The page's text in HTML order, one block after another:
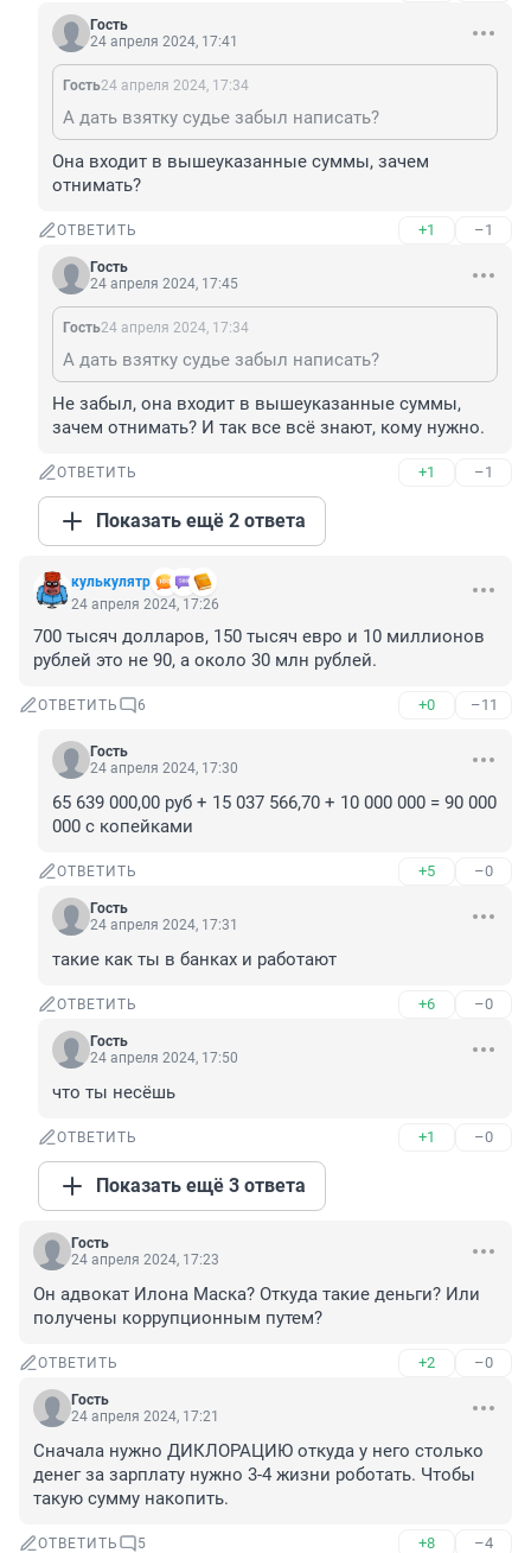
Гость
24 апреля 2024, 17:41
Гость24 апреля 2024, 17:34
А дать взятку судье забыл написать?
Она входит в вышеуказанные суммы, зачем
отнимать?
ОТВЕТИТЬ +1 –1
Гость
24 апреля 2024, 17:45
Гость24 апреля 2024, 17:34
А дать взятку судье забыл написать?
Не забыл, она входит в вышеуказанные суммы,
зачем отнимать? И так все всё знают, кому нужно.
ОТВЕТИТЬ +1 –1
Показать ещё 2 ответа
кулькулятр
24 апреля 2024, 17:26
700 тысяч долларов, 150 тысяч евро и 10 миллионов
рублей это не 90, а около 30 млн рублей.
ОТВЕТИТЬ 6 +0 –11
Гость
24 апреля 2024, 17:30
65 639 000,00 руб + 15 037 566,70 + 10 000 000 = 90 000
000 с копейками
ОТВЕТИТЬ +5 –0
Гость
24 апреля 2024, 17:31
такие как ты в банках и работают
ОТВЕТИТЬ +6 –0
Гость
24 апреля 2024, 17:50
что ты несёшь
ОТВЕТИТЬ +1 –0
Показать ещё 3 ответа
Гость
24 апреля 2024, 17:23
Он адвокат Илона Маска? Откуда такие деньги? Или
получены коррупционным путем?
ОТВЕТИТЬ +2 –0
Гость
24 апреля 2024, 17:21
Сначала нужно ДИКЛОРАЦИЮ откуда у него столько
денег за зарплату нужно 3-4 жизни роботать. Чтобы
такую сумму накопить.
ОТВЕТИТЬ 5 +8 –4